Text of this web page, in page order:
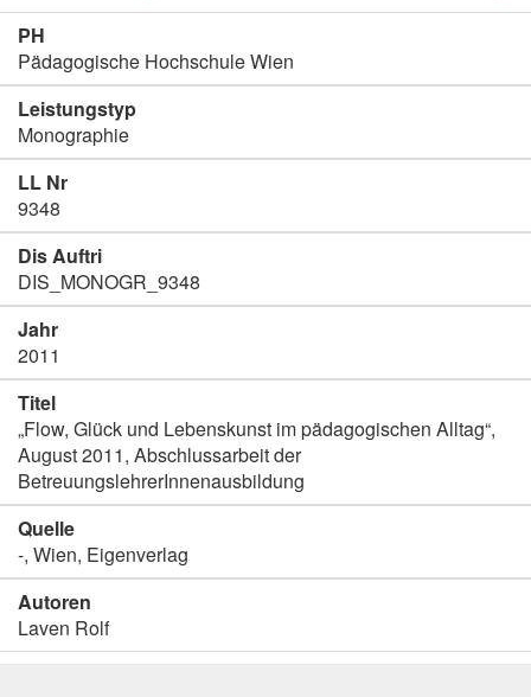
PH
Pädagogische Hochschule Wien
Leistungstyp
Monographie
LL Nr
9348
Dis Auftri
DIS_MONOGR_9348
Jahr
2011
Titel
„Flow, Glück und Lebenskunst im pädagogischen Alltag“,
August 2011, Abschlussarbeit der
BetreuungslehrerInnenausbildung
Quelle
-, Wien, Eigenverlag
Autoren
Laven Rolf